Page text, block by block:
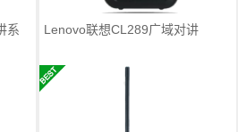
系
Lenovo联想CL289广域对讲